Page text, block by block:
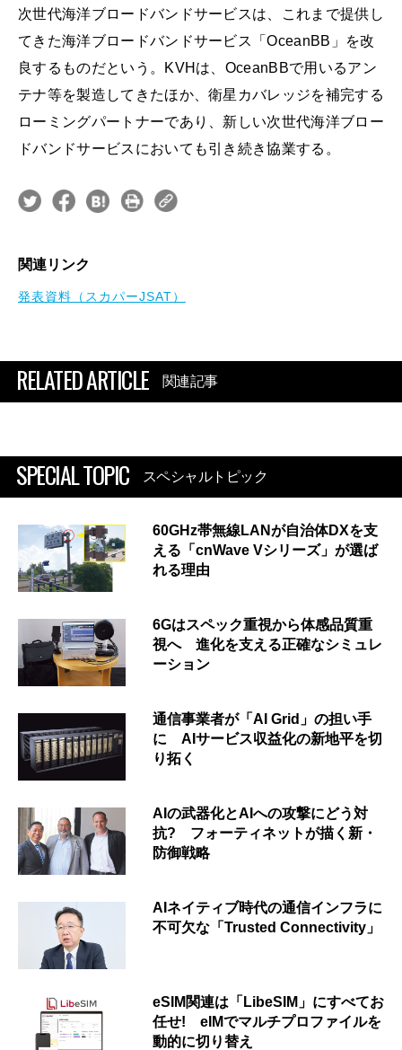
次世代海洋ブロードバンドサービスは、これまで提供し
てきた海洋ブロードバンドサービス「OceanBB」を改
良するものだという。KVHは、OceanBBで用いるアン
テナ等を製造してきたほか、衛星カバレッジを補完する
ローミングパートナーであり、新しい次世代海洋ブロー
ドバンドサービスにおいても引き続き協業する。
関連リンク
発表資料（スカパーJSAT）
RELATED ARTICLE 関連記事
SPECIAL TOPIC スペシャルトピック
60GHz帯無線LANが自治体DXを支
える「cnWave Vシリーズ」が選ば
れる理由
6Gはスペック重視から体感品質重
視へ 進化を支える正確なシミュレ
ーション
通信事業者が「AI Grid」の担い手
に AIサービス収益化の新地平を切
り拓く
AIの武器化とAIへの攻撃にどう対
抗? フォーティネットが描く新・
防御戦略
AIネイティブ時代の通信インフラに
不可欠な「Trusted Connectivity」
eSIM関連は「LibeSIM」にすべてお
任せ! eIMでマルチプロファイルを
動的に切り替え